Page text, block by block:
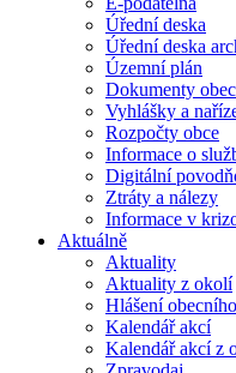
Úřední deska
Úřední deska
Územní plán
Dokumenty
Vyhlášky a
Rozpočty obce
Informace o
Digitální
Ztráty a nálezy
Informace v
Aktuálně
Aktuality
Aktuality z okolí
Hlášení
Kalendář akcí
Kalendář akcí z